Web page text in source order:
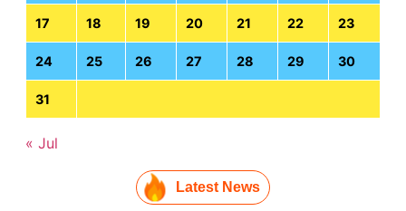
17 18 19 20 21 22 23
24 25 26 27 28 29 30
31
« Jul
Latest News